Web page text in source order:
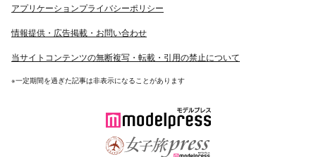
アプリケーションプライバシーポリシー
情報提供・広告掲載・お問い合わせ
当サイトコンテンツの無断複写・転載・引用の禁止について
※一定期間を過ぎた記事は非表示になることがあります